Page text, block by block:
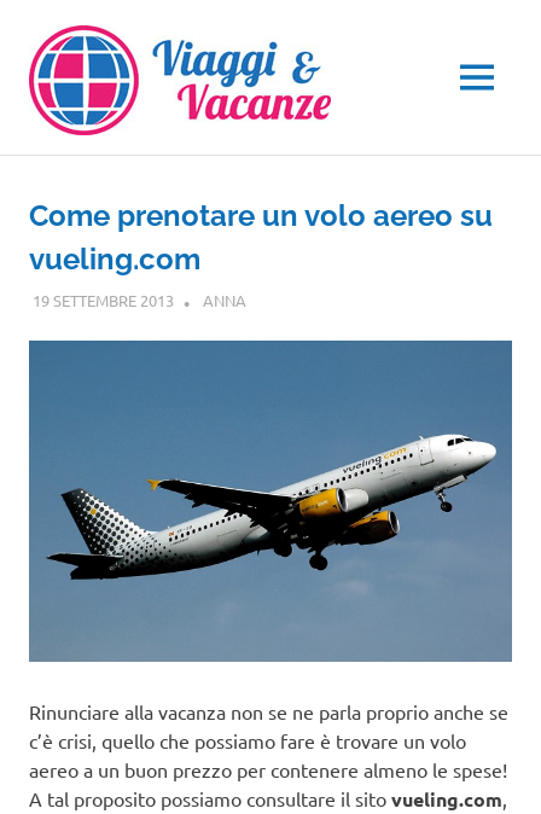
contenuto
MENU
Come prenotare un volo aereo su
vueling.com
19 SETTEMBRE 2013 ANNA
Rinunciare alla vacanza non se ne parla proprio anche se
c’è crisi, quello che possiamo fare è trovare un volo
aereo a un buon prezzo per contenere almeno le spese!
A tal proposito possiamo consultare il sito vueling.com,